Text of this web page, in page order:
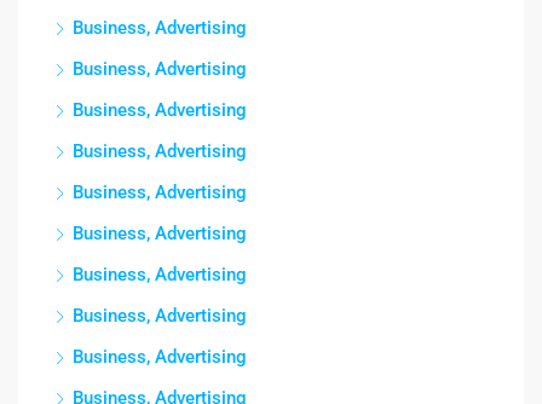
Business, Advertising
Business, Advertising
Business, Advertising
Business, Advertising
Business, Advertising
Business, Advertising
Business, Advertising
Business, Advertising
Business, Advertising
Business, Advertising